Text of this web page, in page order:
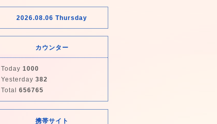
2026.08.06 Thursday
カウンター
Today 1000
Yesterday 382
Total 656765
携帯サイト